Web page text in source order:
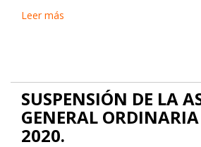
Leer más
SUSPENSIÓN DE LA
GENERAL
2020.